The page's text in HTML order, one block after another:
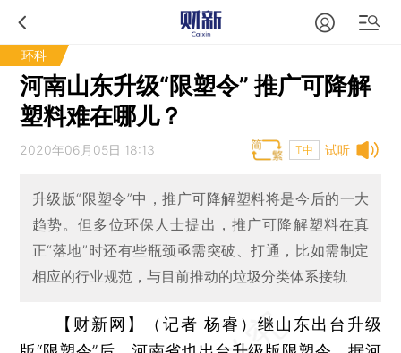
环科
河南山东升级“限塑令” 推广可降解
塑料难在哪儿？
试听
2020年06月05日 18:13 T中
升级版“限塑令”中，推广可降解塑料将是今后的一大
趋势。但多位环保人士提出，推广可降解塑料在真
正“落地”时还有些瓶颈亟需突破、打通，比如需制定
相应的行业规范，与目前推动的垃圾分类体系接轨
【财新网】（记者 杨睿）继山东出台升级